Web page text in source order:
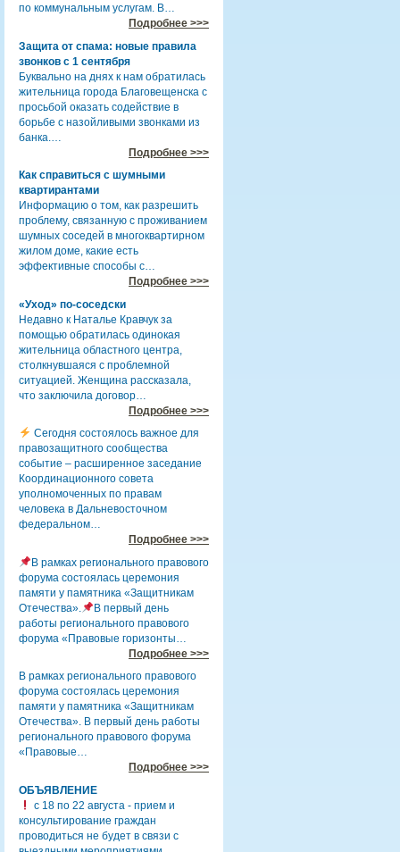
по коммунальным услугам. В…
Подробнее >>>
Защита от спама: новые правила
звонков с 1 сентября
Буквально на днях к нам обратилась
жительница города Благовещенска с
просьбой оказать содействие в
борьбе с назойливыми звонками из
банка.…
Подробнее >>>
Как справиться с шумными
квартирантами
Информацию о том, как разрешить
проблему, связанную с проживанием
шумных соседей в многоквартирном
жилом доме, какие есть
эффективные способы с…
Подробнее >>>
«Уход» по-соседски
Недавно к Наталье Кравчук за
помощью обратилась одинокая
жительница областного центра,
столкнувшаяся с проблемной
ситуацией. Женщина рассказала,
что заключила договор…
Подробнее >>>
Сегодня состоялось важное для
правозащитного сообщества
событие – расширенное заседание
Координационного совета
уполномоченных по правам
человека в Дальневосточном
федеральном…
Подробнее >>>
В рамках регионального правового
форума состоялась церемония
памяти у памятника «Защитникам
Отечества».
В первый день
работы регионального правового
форума «Правовые горизонты…
Подробнее >>>
В рамках регионального правового
форума состоялась церемония
памяти у памятника «Защитникам
Отечества». В первый день работы
регионального правового форума
«Правовые…
Подробнее >>>
ОБЪЯВЛЕНИЕ
с 18 по 22 августа - прием и
консультирование граждан
проводиться не будет в связи с